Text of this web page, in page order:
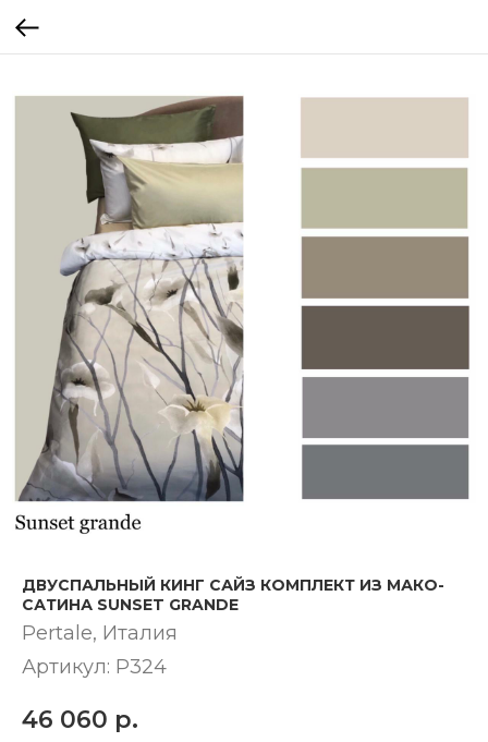
ДВУСПАЛЬНЫЙ КИНГ САЙЗ КОМПЛЕКТ ИЗ МАКО-
САТИНА SUNSET GRANDE
Pertale​, Италия
Артикул: P324
46 060 р.